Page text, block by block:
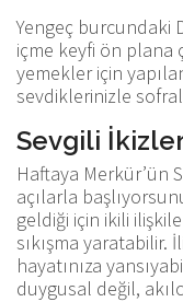
Yengeç burcundaki
içme keyfi ön plana
yemekler için
sevdiklerinizle
Sevgili
Haftaya Merkür’ün
açılarla
geldiği için ikili
sıkışma yaratabilir.
hayatınıza
duygusal değil,